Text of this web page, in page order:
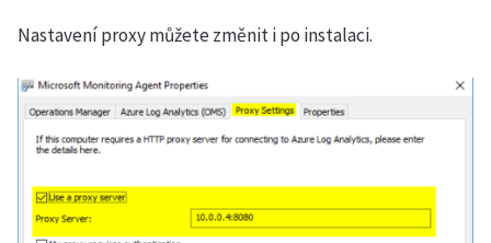
Nastavení proxy můžete změnit i po instalaci.